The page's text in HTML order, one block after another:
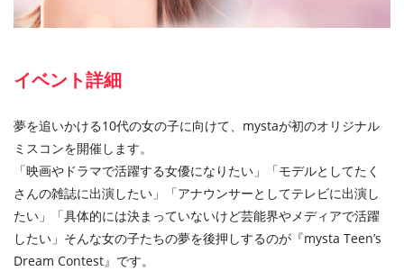
イベント詳細
夢を追いかける10代の女の子に向けて、mystaが初のオリジナル
ミスコンを開催します。
「映画やドラマで活躍する女優になりたい」「モデルとしてたく
さんの雑誌に出演したい」「アナウンサーとしてテレビに出演し
たい」「具体的には決まっていないけど芸能界やメディアで活躍
したい」そんな女の子たちの夢を後押しするのが『mysta Teen’s
Dream Contest』です。